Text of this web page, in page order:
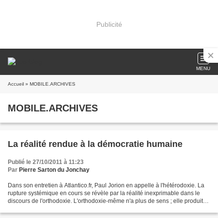
Publicité
MENU
Accueil » MOBILE.ARCHIVES
MOBILE.ARCHIVES
La réalité rendue à la démocratie humaine
Publié le 27/10/2011 à 11:23
Par Pierre Sarton du Jonchay
Dans son entretien à Atlantico.fr, Paul Jorion en appelle à l'hétérodoxie. La
rupture systémique en cours se révèle par la réalité inexprimable dans le
discours de l'orthodoxie. L'orthodoxie-même n'a plus de sens ; elle produit